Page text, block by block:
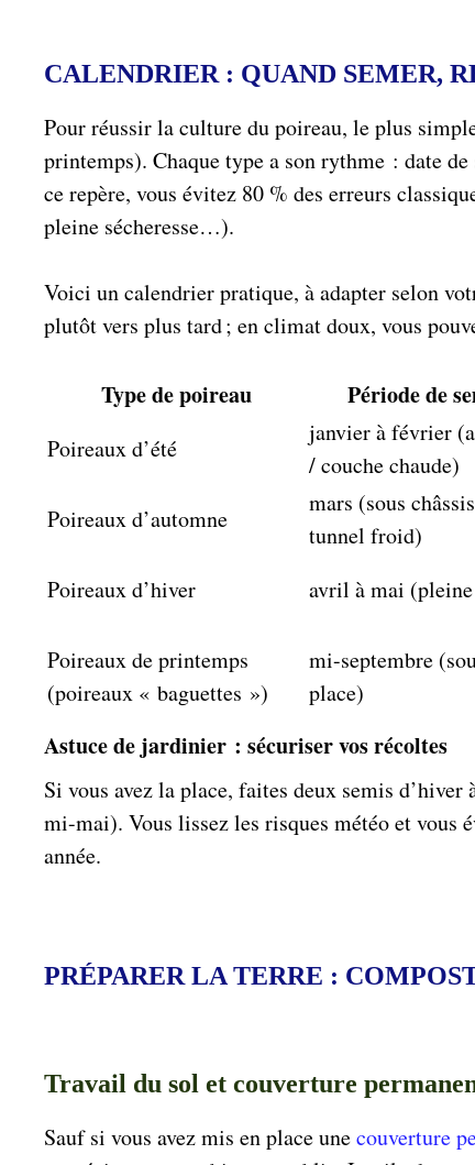
CALENDRIER : QUAND SEMER,
Pour réussir la culture du poireau, le plus
printemps). Chaque type a son rythme : date
ce repère, vous évitez 80 % des erreurs
pleine sécheresse…).
Voici un calendrier pratique, à adapter selon
plutôt vers plus tard ; en climat doux, vous
Type de poireau Période de
Poireaux d’été
janvier à février
/ couche chaude)
Poireaux d’automne
mars (sous
tunnel froid)
Poireaux d’hiver avril à mai
Poireaux de printemps
(poireaux « baguettes »)
mi-septembre
place)
Astuce de jardinier : sécuriser vos récoltes
Si vous avez la place, faites deux semis
mi-mai). Vous lissez les risques météo et
année.
PRÉPARER LA TERRE :
Travail du sol et couverture
Sauf si vous avez mis en place unecouverture